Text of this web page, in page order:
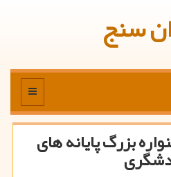
سنج
منو
بزرگ پایانه های